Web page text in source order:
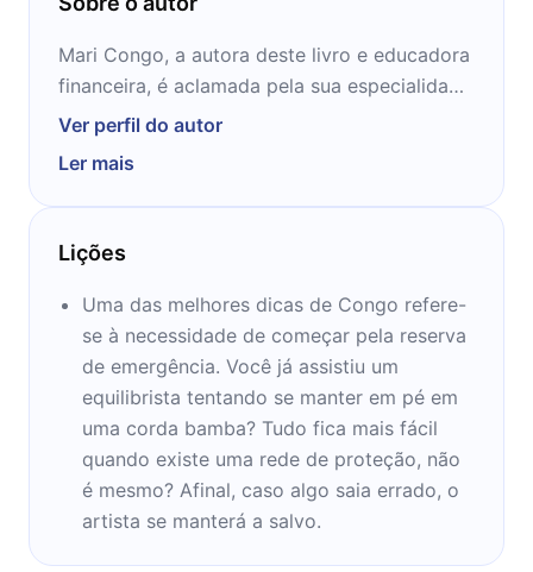
Mari Congo, a autora deste livro e educadora
financeira, é aclamada pela sua especialidade
no mundo dos investimentos e dos cuidados
dona do canal do YouTube "Magnetis
Investimentos", onde sempre está passando
diversas dicas aos seus seguidores. Confira o
que ela tem a te falar nos próximos 12
minutos.
Ver perfil do autor
Ler mais
Lições
Uma das melhores dicas de Congo refere-
se à necessidade de começar pela reserva
de emergência. Você já assistiu um
equilibrista tentando se manter em pé em
uma corda bamba? Tudo fica mais fácil
quando existe uma rede de proteção, não
é mesmo? Afinal, caso algo saia errado, o
artista se manterá a salvo.